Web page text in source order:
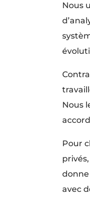
Nous
Nous
Pour
donne
avec